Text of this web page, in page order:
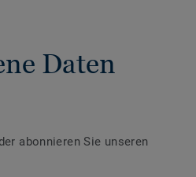
Daten
abonnieren Sie unseren